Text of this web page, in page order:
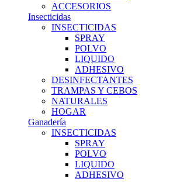
ACCESORIOS
Insecticidas
INSECTICIDAS
SPRAY
POLVO
LIQUIDO
ADHESIVO
DESINFECTANTES
TRAMPAS Y CEBOS
NATURALES
HOGAR
Ganadería
INSECTICIDAS
SPRAY
POLVO
LIQUIDO
ADHESIVO